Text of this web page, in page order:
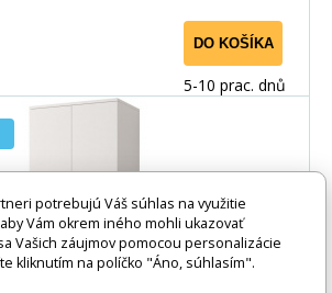
DO KOŠÍKA
5-10 prac. dnů
potrebujú Váš súhlas na využitie
Vám okrem iného mohli ukazovať
Vašich záujmov pomocou personalizácie
kliknutím na políčko "Áno, súhlasím".